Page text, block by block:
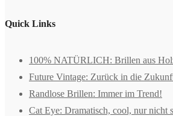
Quick Links
100% NATÜRLICH: Brillen aus
Future Vintage: Zurück in die
Randlose Brillen: Immer im Trend!
Cat Eye: Dramatisch, cool, nur nicht